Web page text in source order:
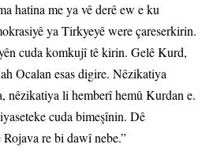
hatina me ya vê derê ew e ku
ya Tirkyeyê were çareserkirin.
cuda komkujî tê kirin. Gelê Kurd,
Ocalan esas digire. Nêzikatiya
nêzikatiya li hemberî hemû Kurdan e.
cuda bimeşînin. Dê
re bi dawî nebe.”